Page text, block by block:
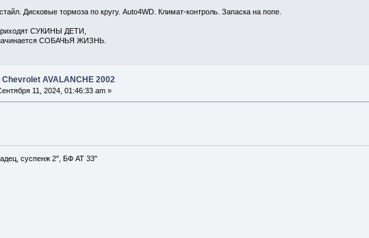
Дисковые тормоза по кругу. Auto4WD. Климат-контроль. Запаска на попе.
СУКИНЫ ДЕТИ,
СОБАЧЬЯ ЖИЗНЬ.
AVALANCHE 2002
11, 2024, 01:46:33 am »
суспенж 2", БФ АТ 33"